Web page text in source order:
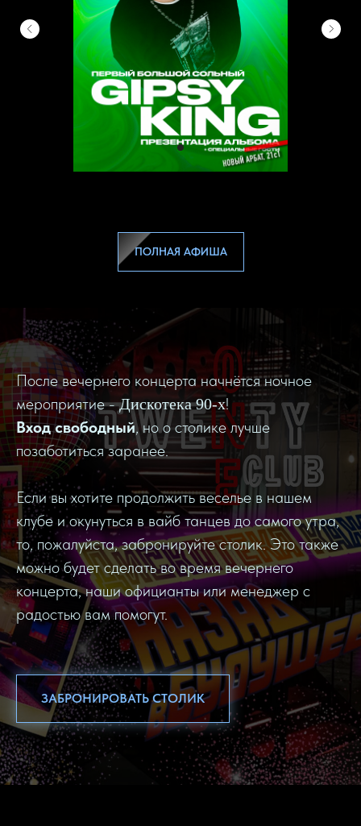
ПОЛНАЯ АФИША
После вечернего концерта начнётся ночное
мероприятие -Дискотека 90-х!
Вход свободный, но о столике лучше
позаботиться заранее.
Если вы хотите продолжить веселье в нашем
клубе и окунуться в вайб танцев до самого утра,
то, пожалуйста, забронируйте столик. Это также
можно будет сделать во время вечернего
концерта, наши официанты или менеджер с
радостью вам помогут.
ЗАБРОНИРОВАТЬ СТОЛИК